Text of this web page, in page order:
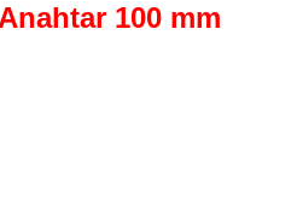
100 mm